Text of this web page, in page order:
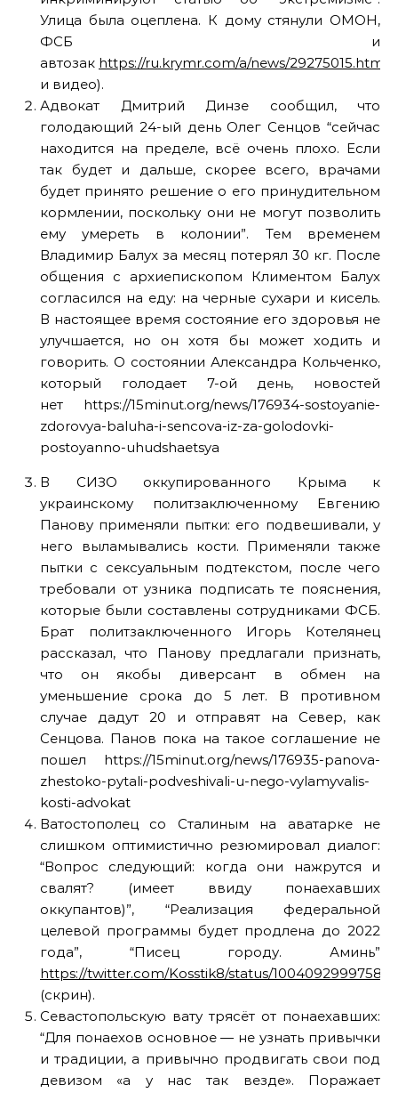
Улица была оцеплена. К дому стянули ОМОН,
ФСБ и
автозак https://ru.krymr.com/a/news/29275015.html
и видео).
Адвокат Дмитрий Динзе сообщил, что
голодающий 24-ый день Олег Сенцов “сейчас
находится на пределе, всё очень плохо. Если
так будет и дальше, скорее всего, врачами
будет принято решение о его принудительном
кормлении, поскольку они не могут позволить
ему умереть в колонии”. Тем временем
Владимир Балух за месяц потерял 30 кг. После
общения с архиепископом Климентом Балух
согласился на еду: на черные сухари и кисель.
В настоящее время состояние его здоровья не
улучшается, но он хотя бы может ходить и
говорить. О состоянии Александра Кольченко,
который голодает 7-ой день, новостей
нет https://15minut.org/news/176934-sostoyanie-
zdorovya-baluha-i-sencova-iz-za-golodovki-
postoyanno-uhudshaetsya
В СИЗО оккупированного Крыма к
украинскому политзаключенному Евгению
Панову применяли пытки: его подвешивали, у
него выламывались кости. Применяли также
пытки с сексуальным подтекстом, после чего
требовали от узника подписать те пояснения,
которые были составлены сотрудниками ФСБ.
Брат политзаключенного Игорь Котелянец
рассказал, что Панову предлагали признать,
что он якобы диверсант в обмен на
уменьшение срока до 5 лет. В противном
случае дадут 20 и отправят на Север, как
Сенцова. Панов пока на такое соглашение не
пошел https://15minut.org/news/176935-panova-
zhestoko-pytali-podveshivali-u-nego-vylamyvalis-
kosti-advokat
Ватостополец со Сталиным на аватарке не
слишком оптимистично резюмировал диалог:
“Вопрос следующий: когда они нажрутся и
свалят? (имеет ввиду понаехавших
оккупантов)”, “Реализация федеральной
целевой программы будет продлена до 2022
года”, “Писец городу. Аминь”
https://twitter.com/Kosstik8/status/
(скрин).
Севастопольскую вату трясёт от понаехавших:
“Для понаехов основное — не узнать привычки
и традиции, а привычно продвигать свои под
девизом «а у нас так везде». Поражает